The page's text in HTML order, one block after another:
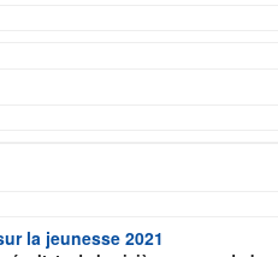
la jeunesse 2021